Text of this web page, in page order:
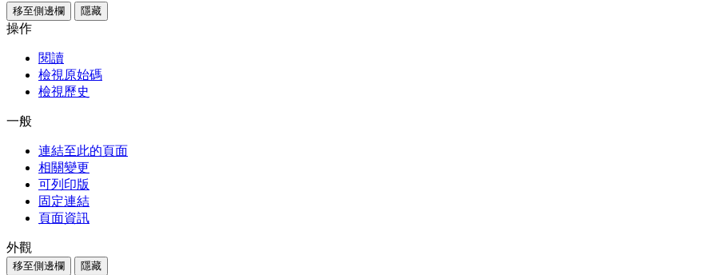
移至側邊欄 隱藏
操作
閱讀
檢視原始碼
檢視歷史
一般
連結至此的頁面
相關變更
可列印版
固定連結
頁面資訊
外觀
移至側邊欄 隱藏